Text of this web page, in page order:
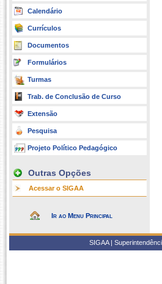
Calendário
Currículos
Documentos
Formulários
Turmas
Trab. de Conclusão de Curso
Extensão
Pesquisa
Projeto Político Pedagógico
Outras Opções
Acessar o SIGAA
Ir ao Menu Principal
SIGAA |